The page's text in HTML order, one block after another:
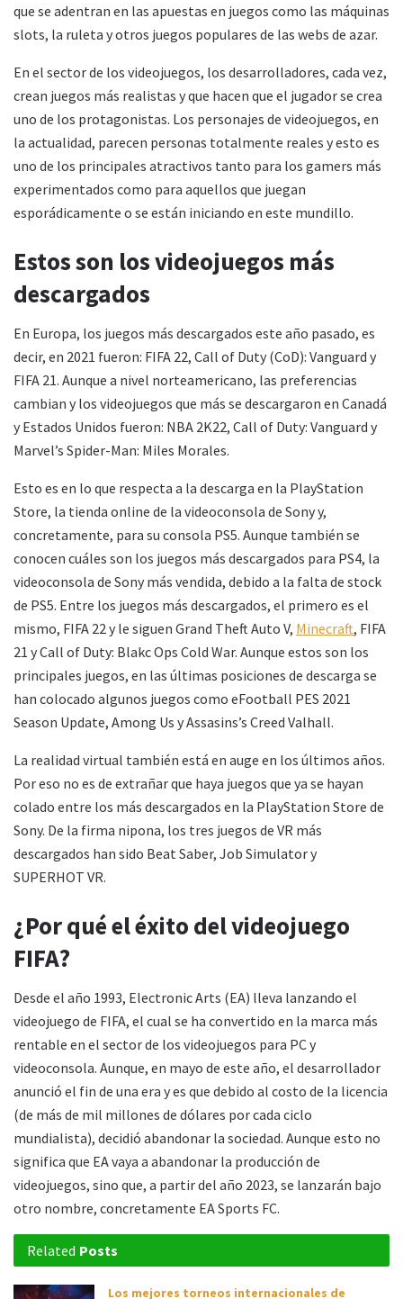
que se adentran en las apuestas en juegos como las máquinas
slots, la ruleta y otros juegos populares de las webs de azar.
En el sector de los videojuegos, los desarrolladores, cada vez,
crean juegos más realistas y que hacen que el jugador se crea
uno de los protagonistas. Los personajes de videojuegos, en
la actualidad, parecen personas totalmente reales y esto es
uno de los principales atractivos tanto para los gamers más
experimentados como para aquellos que juegan
esporádicamente o se están iniciando en este mundillo.
Estos son los videojuegos más
descargados
En Europa, los juegos más descargados este año pasado, es
decir, en 2021 fueron: FIFA 22, Call of Duty (CoD): Vanguard y
FIFA 21. Aunque a nivel norteamericano, las preferencias
cambian y los videojuegos que más se descargaron en Canadá
y Estados Unidos fueron: NBA 2K22, Call of Duty: Vanguard y
Marvel’s Spider-Man: Miles Morales.
Esto es en lo que respecta a la descarga en la PlayStation
Store, la tienda online de la videoconsola de Sony y,
concretamente, para su consola PS5. Aunque también se
conocen cuáles son los juegos más descargados para PS4, la
videoconsola de Sony más vendida, debido a la falta de stock
de PS5. Entre los juegos más descargados, el primero es el
mismo, FIFA 22 y le siguen Grand Theft Auto V, Minecraft, FIFA
21 y Call of Duty: Blakc Ops Cold War. Aunque estos son los
principales juegos, en las últimas posiciones de descarga se
han colocado algunos juegos como eFootball PES 2021
Season Update, Among Us y Assasins’s Creed Valhall.
La realidad virtual también está en auge en los últimos años.
Por eso no es de extrañar que haya juegos que ya se hayan
colado entre los más descargados en la PlayStation Store de
Sony. De la firma nipona, los tres juegos de VR más
descargados han sido Beat Saber, Job Simulator y
SUPERHOT VR.
¿Por qué el éxito del videojuego
FIFA?
Desde el año 1993, Electronic Arts (EA) lleva lanzando el
videojuego de FIFA, el cual se ha convertido en la marca más
rentable en el sector de los videojuegos para PC y
videoconsola. Aunque, en mayo de este año, el desarrollador
anunció el fin de una era y es que debido al costo de la licencia
(de más de mil millones de dólares por cada ciclo
mundialista), decidió abandonar la sociedad. Aunque esto no
significa que EA vaya a abandonar la producción de
videojuegos, sino que, a partir del año 2023, se lanzarán bajo
otro nombre, concretamente EA Sports FC.
Related Posts
Los mejores torneos internacionales de